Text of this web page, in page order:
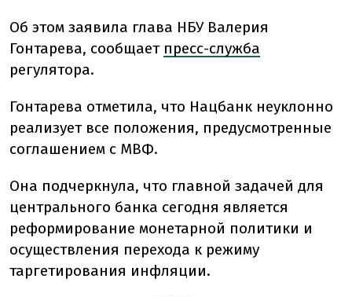
Об этом заявила глава НБУ Валерия
Гонтарева, сообщает пресс-служба
регулятора.
Гонтарева отметила, что Нацбанк неуклонно
реализует все положения, предусмотренные
соглашением с МВФ.
Она подчеркнула, что главной задачей для
центрального банка сегодня является
реформирование монетарной политики и
осуществления перехода к режиму
таргетирования инфляции.